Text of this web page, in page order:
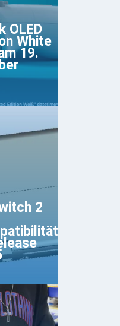
OLED
White
19.
2